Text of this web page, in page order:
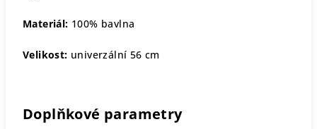
Materiál: 100% bavlna
Velikost: univerzální 56 cm
Doplňkové parametry